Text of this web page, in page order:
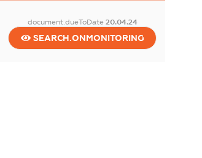
document.dueToDate 20.04.24
SEARCH.ONMONITORING